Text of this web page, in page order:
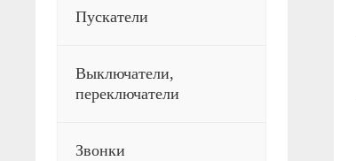
Пускатели
Выключатели,
переключатели
Звонки